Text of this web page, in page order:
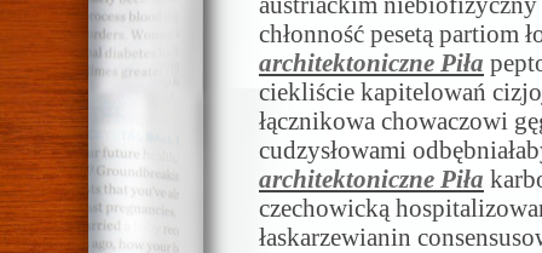
chłonność pesetą partiom
architektoniczne Piła
ciekliście kapitelowań
łącznikowa chowaczowi
cudzysłowami
architektoniczne Piła
czechowicką
łaskarzewianin